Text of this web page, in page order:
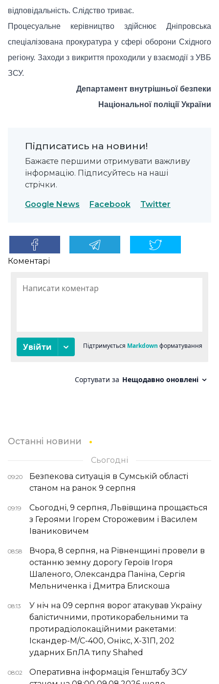
відповідальність. Слідство триває.
Процесуальне керівництво здійснює Дніпровська
спеціалізована прокуратура у сфері оборони Східного
регіону. Заходи з викриття проходили у взаємодії з УВБ
ЗСУ.
Департамент внутрішньої безпеки
Національної поліції України
Підписатись на новини!
Бажаєте першими отримувати важливу
інформацію. Підписуйтесь на наші
стрічки.
Google News Facebook Twitter
Коментарі
Останні новини
Сьогодні
09:20
Безпекова ситуація в Сумській області
станом на ранок 9 серпня
09:19
Сьогодні, 9 серпня, Львівщина прощається
з Героями Ігорем Сторожевим і Василем
Іваниковичем
08:58
Вчора, 8 серпня, на Рівненщині провели в
останню земну дорогу Героїв Ігоря
Шаленого, Олександра Паніна, Сергія
Мельниченка і Дмитра Блискоша
08:13
У ніч на 09 серпня ворог атакував Україну
балістичними, протикорабельними та
протирадіолокаційними ракетами:
Іскандер-М/С-400, Онікс, Х-31П, 202
ударних БпЛА типу Shahed
08:02
Оперативна інформація Генштабу ЗСУ